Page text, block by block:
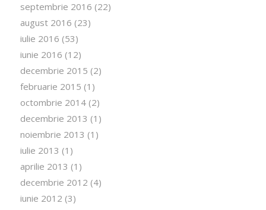
septembrie 2016 (22)
august 2016 (23)
iulie 2016 (53)
iunie 2016 (12)
decembrie 2015 (2)
februarie 2015 (1)
octombrie 2014(2)
decembrie 2013 (1)
noiembrie 2013 (1)
iulie 2013 (1)
aprilie 2013 (1)
decembrie 2012 (4)
iunie 2012 (3)